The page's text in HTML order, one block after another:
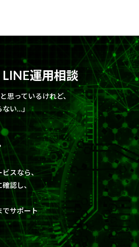
LINE運用相談
思っているけれど、
い…」
ビスなら、
認し、
サポート